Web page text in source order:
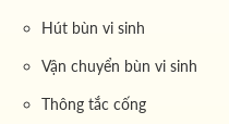
Hút bùn vi sinh
Vận chuyển bùn vi sinh
Thông tắc cống